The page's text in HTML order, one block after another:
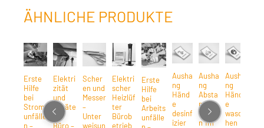
ÄHNLICHE PRODUKTE
Erste
Hilfe
bei
Strom
unfälle
n –
Elektri
zität
und
Geräte
im
Büro –
Scher
en und
Messer
–
Unter
weisun
Elektri
scher
Heizlüf
ter
Bürob
etrieb
Erste
Hilfe
bei
Arbeits
unfälle
Ausha
ng
Händ
e
desinf
izier
Ausha
ng
Absta
nd
halte
n 1m
Ausha
ng
Händ
e
wasc
hen